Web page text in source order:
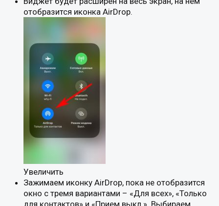
отобразится иконка AirDrop.
Увеличить
Зажимаем иконку AirDrop, пока не отобразится
окно с тремя вариантами – «Для всех», «Только
для контактов» и «Прием выкл.». Выбираем